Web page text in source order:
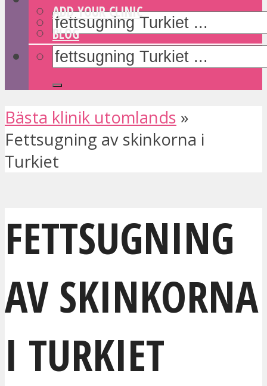
ADD YOUR CLINIC
BLOG
Bästa klinik utomlands »
Fettsugning av skinkorna i
Turkiet
FETTSUGNING
AV SKINKORNA
I TURKIET